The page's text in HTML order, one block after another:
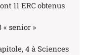
11 ERC obtenus
« senior »
4 à Sciences